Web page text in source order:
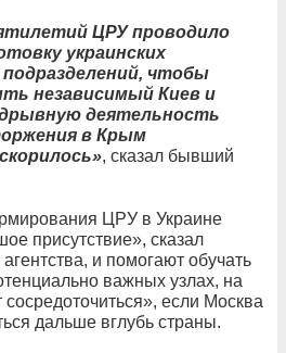
ЦРУ проводило
украинских
чтобы
независимый Киев и
деятельность
в Крым
, сказал бывший
ЦРУ в Украине
присутствие», сказал
и помогают обучать
важных узлах, на
сосредоточиться», если Москва
дальше вглубь страны.